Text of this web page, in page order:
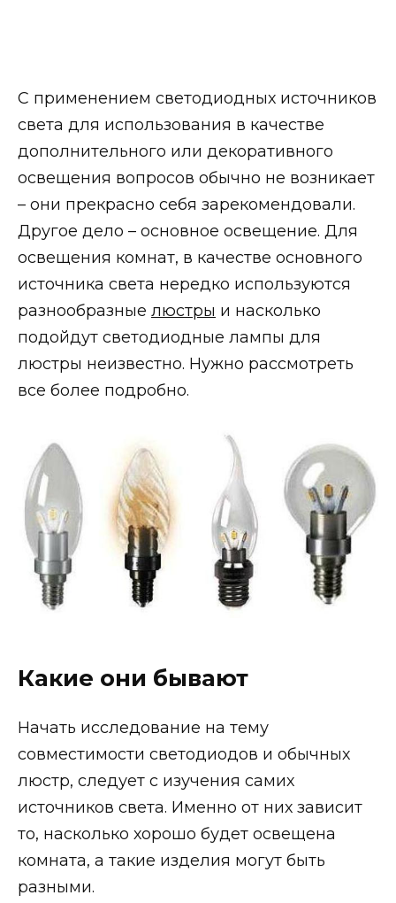
С применением светодиодных источников
света для использования в качестве
дополнительного или декоративного
освещения вопросов обычно не возникает
– они прекрасно себя зарекомендовали.
Другое дело – основное освещение. Для
освещения комнат, в качестве основного
источника света нередко используются
разнообразные люстры и насколько
подойдут светодиодные лампы для
люстры неизвестно. Нужно рассмотреть
все более подробно.
Какие они бывают
Начать исследование на тему
совместимости светодиодов и обычных
люстр, следует с изучения самих
источников света. Именно от них зависит
то, насколько хорошо будет освещена
комната, а такие изделия могут быть
разными.